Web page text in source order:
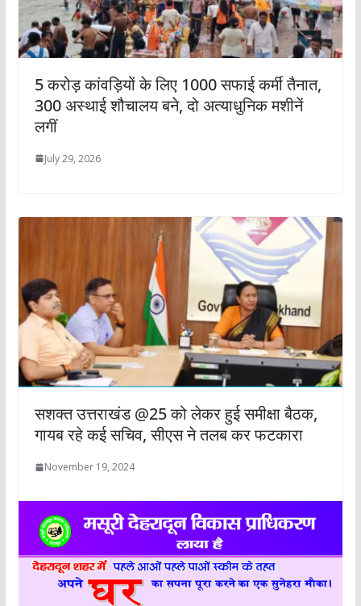
5 करोड़ कांवड़ियों के लिए 1000 सफाई कर्मी तैनात,
300 अस्थाई शौचालय बने, दो अत्याधुनिक मशीनें
लगीं
July 29, 2026
सशक्त उत्तराखंड @25 को लेकर हुई समीक्षा बैठक,
गायब रहे कई सचिव, सीएस ने तलब कर फटकारा
November 19, 2024